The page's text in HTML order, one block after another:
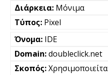
Μόνιμα
Pixel
IDE
doubleclick.net